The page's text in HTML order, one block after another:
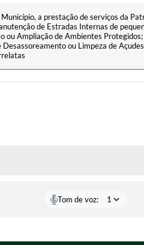
a prestação de serviços da
de Estradas Internas de
ou Ampliação de Ambientes
Desassoreamento ou Limpeza de
Tom de voz: